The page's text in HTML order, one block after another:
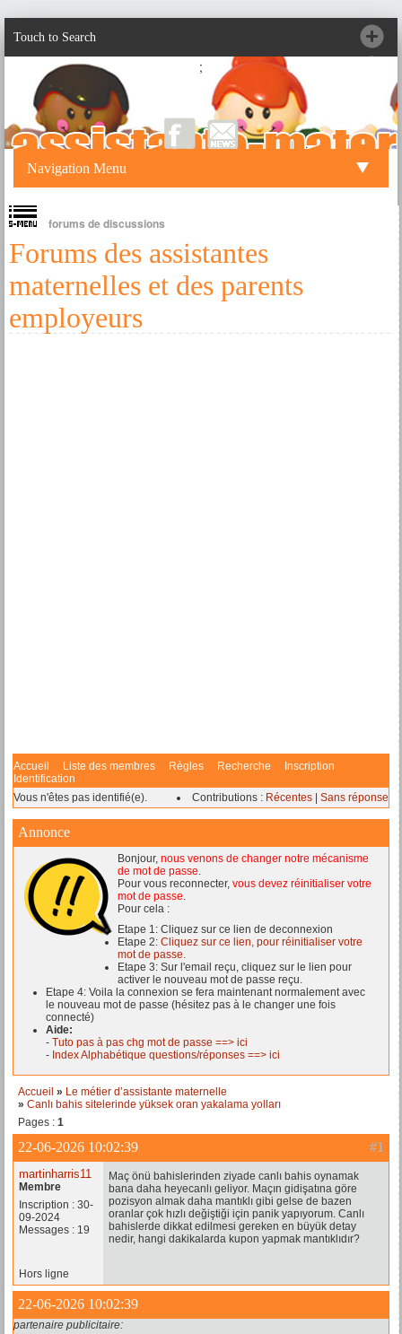
Touch to Search
;
Navigation Menu
forums de discussions
Forums des assistantes
maternelles et des parents
employeurs
Accueil Liste des membres Règles Recherche
Inscription
Identification
Vous n'êtes pas identifié(e).
Contributions : Récentes Sans réponse
Annonce
Bonjour, nous venons de changer notre mécanisme
de mot de passe.
Pour vous reconnecter, vous devez réinitialiser votre
mot de passe.
Pour cela :
Etape 1: Cliquez sur ce lien de deconnexion
Etape 2: Cliquez sur ce lien, pour réinitialiser votre
mot de passe.
Etape 3: Sur l'email reçu, cliquez sur le lien pour
activer le nouveau mot de passe reçu.
Etape 4: Voila la connexion se fera maintenant normalement avec
le nouveau mot de passe (hésitez pas à le changer une fois
connecté)
Aide:
- Tuto pas à pas chg mot de passe ==> ici
- Index Alphabétique questions/réponses ==> ici
Accueil » Le métier d’assistante maternelle
» Canlı bahis sitelerinde yüksek oran yakalama yolları
Pages : 1
#1
22-06-2026 10:02:39
martinharris11
Membre
Inscription : 30-
09-2024
Messages : 19
Maç önü bahislerinden ziyade canlı bahis oynamak
bana daha heyecanlı geliyor. Maçın gidişatına göre
pozisyon almak daha mantıklı gibi gelse de bazen
oranlar çok hızlı değiştiği için panik yapıyorum. Canlı
bahislerde dikkat edilmesi gereken en büyük detay
nedir, hangi dakikalarda kupon yapmak mantıklıdır?
Hors ligne
22-06-2026 10:02:39
partenaire publicitaire: